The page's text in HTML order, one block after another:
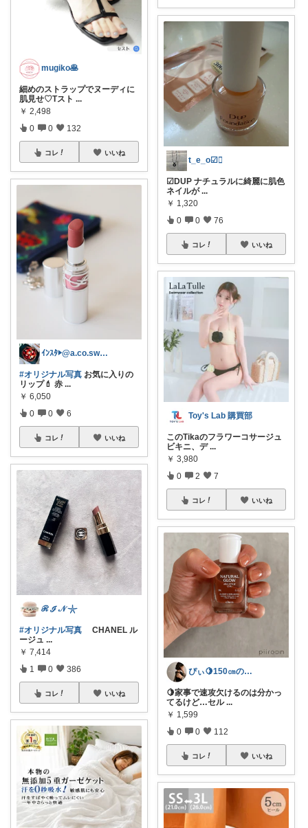
mugiko🥞
細めのストラップでヌーディに
肌見せ♡Tスト ...
￥ 2,498
0 0 132
コレ いいね
ｲﾝｽﾀ▶︎@a.co.sweets
#オリジナル写真 お気に入りの
リップ💄 赤 ...
￥ 6,050
0 0 6
コレ いいね
ℛ ℐ 𝒩 𓇼
#オリジナル写真 CHANEL ル
ージュ ...
￥ 7,414
1 0 386
コレ いいね
t_e_o☑︎
☑︎DUP ナチュラルに綺麗に肌色
ネイルが ...
￥ 1,320
0 0 76
コレ いいね
Toy's Lab 購買部
このTikaのフラワーコサージュ
ビキニ、デ ...
￥ 3,980
0 2 7
コレ いいね
ぴぃ🍋150㎝の心地いい暮らし🧺ˊ˗
🍋家事で速攻欠けるのは分かっ
てるけど…セル ...
￥ 1,599
0 0 112
コレ いいね